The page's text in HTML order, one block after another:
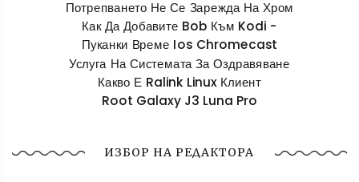
Потрепването Не Се Зарежда На Хром
Как Да Добавите Bob Към Kodi -
Пуканки Време Ios Chromecast
Услуга На Системата За Оздравяване
Какво Е Ralink Linux Клиент
Root Galaxy J3 Luna Pro
ИЗБОР НА РЕДАКТОРА